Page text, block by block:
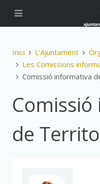
Inici L'Ajuntament
Les Comissions
Comissió informativa
de